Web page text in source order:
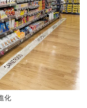
化